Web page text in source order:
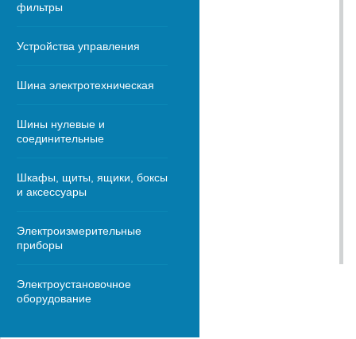
фильтры
Устройства управления
Шина электротехническая
Шины нулевые и
соединительные
Шкафы, щиты, ящики, боксы
и аксессуары
Электроизмерительные
приборы
Электроустановочное
оборудование